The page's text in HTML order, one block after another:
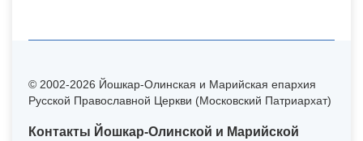
© 2002-2026 Йошкар-Олинская и Марийская епархия
Русской Православной Церкви (Московский Патриархат)
Контакты Йошкар-Олинской и Марийской